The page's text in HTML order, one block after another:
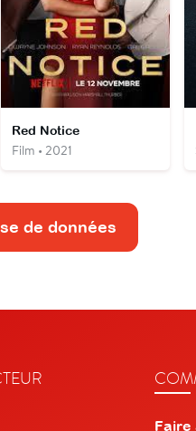
Red Notice
Film • 2021
de données